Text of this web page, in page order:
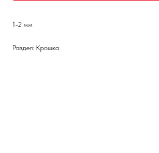
1-2 мм
Раздел: Крошка